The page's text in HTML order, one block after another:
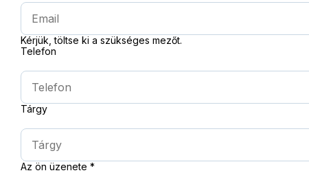
Kérjük, töltse ki a szükséges mezőt.
Telefon
Tárgy
Az ön üzenete *